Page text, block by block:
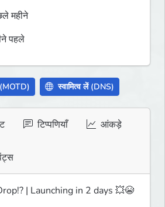
महीने
पहले
(MOTD) स्वामित्व लें (DNS)
टिप्पणियाँ आंकड़े
| Launching in 2 days 💥😭